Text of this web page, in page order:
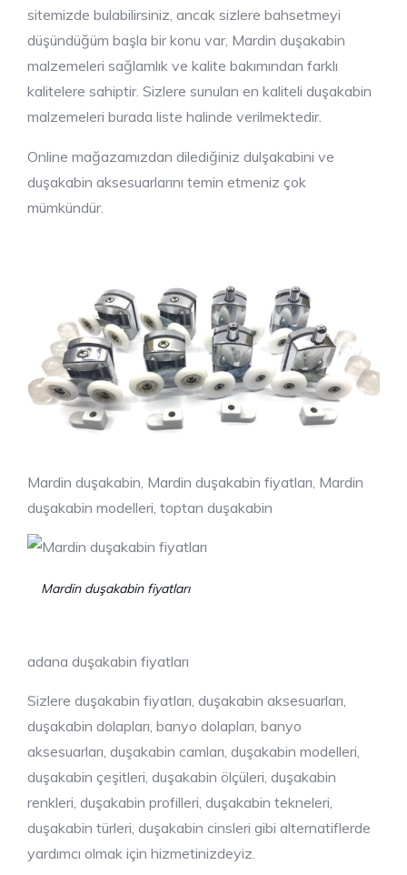
sitemizde bulabilirsiniz, ancak sizlere bahsetmeyi
düşündüğüm başla bir konu var, Mardin duşakabin
malzemeleri sağlamlık ve kalite bakımından farklı
kalitelere sahiptir. Sizlere sunulan en kaliteli duşakabin
malzemeleri burada liste halinde verilmektedir.
Online mağazamızdan dilediğiniz dulşakabini ve
duşakabin aksesuarlarını temin etmeniz çok
mümkündür.
Mardin duşakabin, Mardin duşakabin fiyatları, Mardin
duşakabin modelleri, toptan duşakabin
Mardin duşakabin fiyatları
adana duşakabin fiyatları
Sizlere duşakabin fiyatları, duşakabin aksesuarları,
duşakabin dolapları, banyo dolapları, banyo
aksesuarları, duşakabin camları, duşakabin modelleri,
duşakabin çeşitleri, duşakabin ölçüleri, duşakabin
renkleri, duşakabin profilleri, duşakabin tekneleri,
duşakabin türleri, duşakabin cinsleri gibi alternatiflerde
yardımcı olmak için hizmetinizdeyiz.